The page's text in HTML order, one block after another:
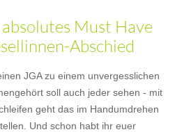
Must Have
Abschied
JGA zu einem unvergesslichen
soll auch jeder sehen - mit
geht das im Handumdrehen
Und schon habt ihr euer